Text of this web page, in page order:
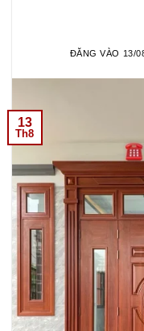
ĐĂNG VÀO 13/
13
Th8